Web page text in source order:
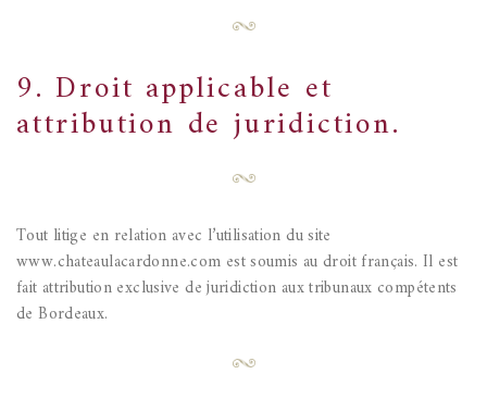
9. Droit applicable et
attribution de juridiction.
Tout litige en relation avec l’utilisation du site
www.chateaulacardonne.com est soumis au droit français. Il est
fait attribution exclusive de juridiction aux tribunaux compétents
de Bordeaux.